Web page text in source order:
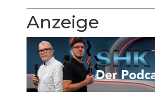
Anzeige